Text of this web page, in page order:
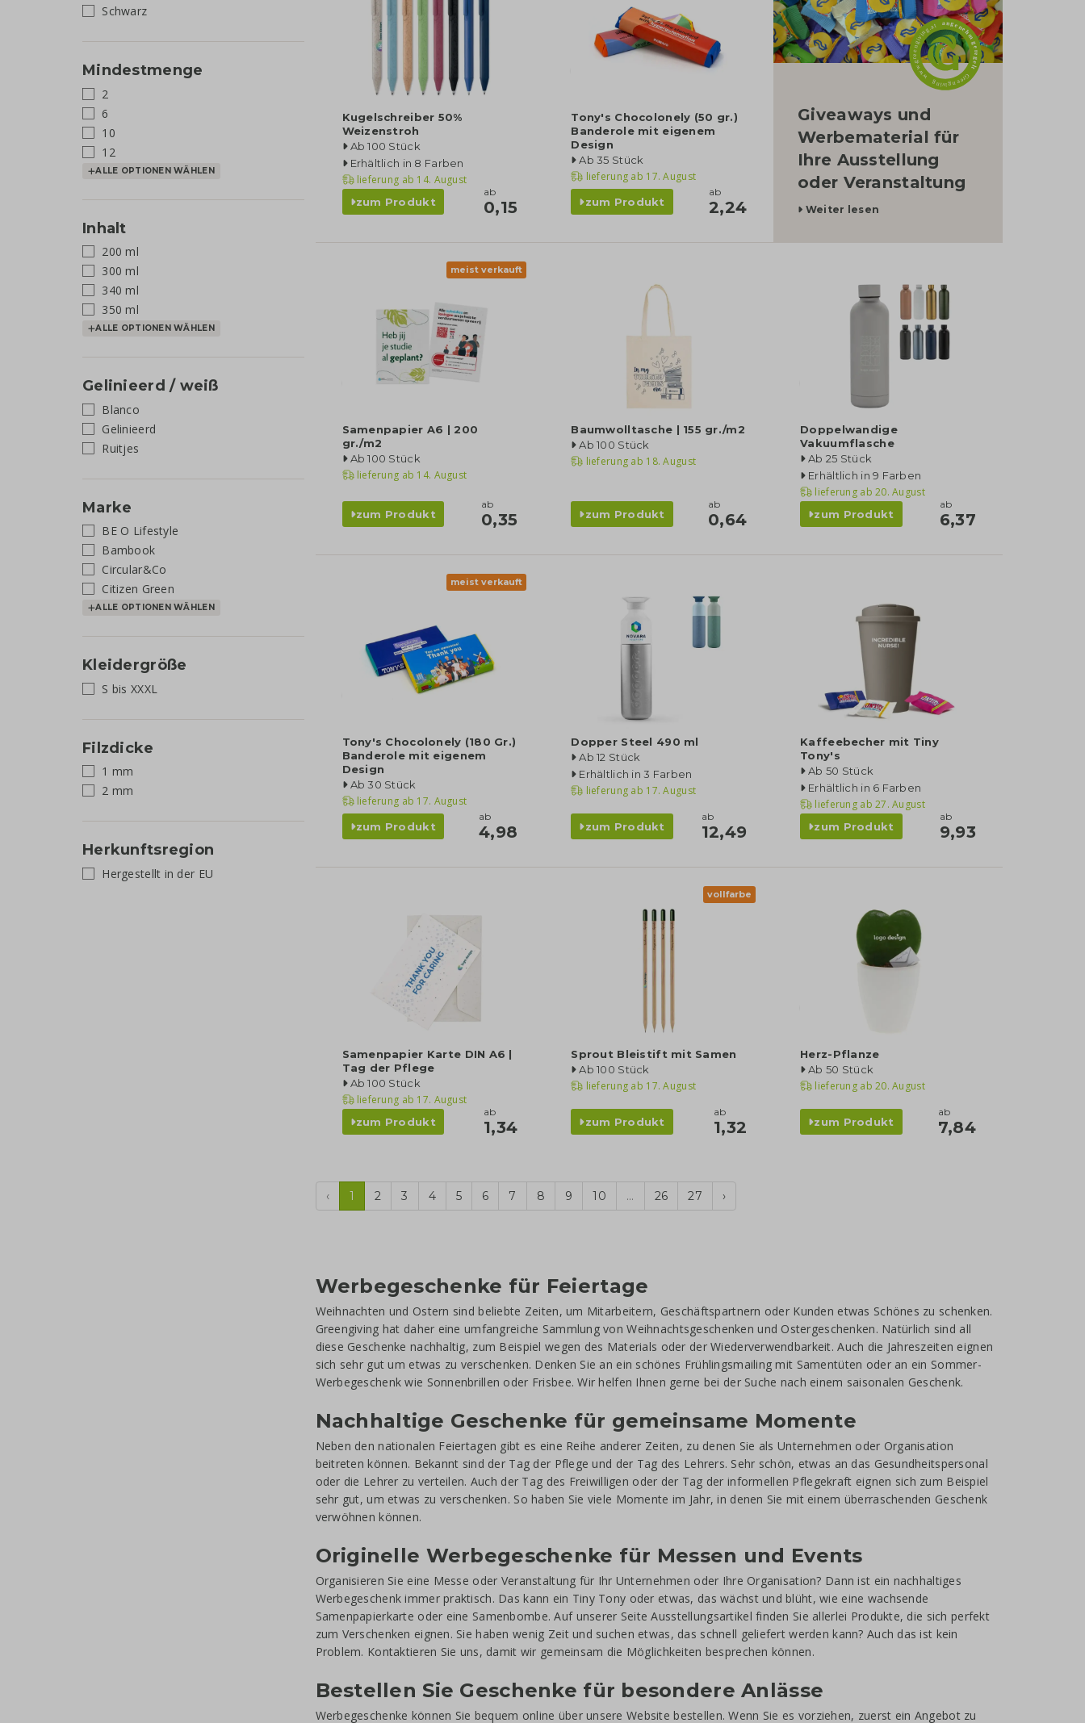
Schwarz
Mindestmenge
2
6
10
12
ALLE OPTIONEN WÄHLEN
Inhalt
200 ml
300 ml
340 ml
350 ml
ALLE OPTIONEN WÄHLEN
Gelinieerd / weiß
Blanco
Gelinieerd
Ruitjes
Marke
BE O Lifestyle
Bambook
Circular&Co
Citizen Green
ALLE OPTIONEN WÄHLEN
Kleidergröße
S bis XXXL
Filzdicke
1 mm
2 mm
Herkunftsregion
Hergestellt in der EU
Kugelschreiber 50%
Weizenstroh
Ab 100 Stück
Erhältlich in 8 Farben
lieferung ab 14. August
zum Produkt
ab
0,15
Tony's Chocolonely (50 gr.)
Banderole mit eigenem
Design
Ab 35 Stück
lieferung ab 17. August
zum Produkt
ab
2,24
Giveaways und
Werbematerial für
Ihre Ausstellung
oder Veranstaltung
Weiter lesen
meist verkauft
Samenpapier A6 | 200
gr./m2
Ab 100 Stück
lieferung ab 14. August
zum Produkt
ab
0,35
Baumwolltasche | 155 gr./m2
Ab 100 Stück
lieferung ab 18. August
zum Produkt
ab
0,64
Doppelwandige
Vakuumflasche
Ab 25 Stück
Erhältlich in 9 Farben
lieferung ab 20. August
zum Produkt
ab
6,37
meist verkauft
Tony's Chocolonely (180 Gr.)
Banderole mit eigenem
Design
Ab 30 Stück
lieferung ab 17. August
zum Produkt
ab
4,98
Dopper Steel 490 ml
Ab 12 Stück
Erhältlich in 3 Farben
lieferung ab 17. August
zum Produkt
ab
12,49
Kaffeebecher mit Tiny
Tony's
Ab 50 Stück
Erhältlich in 6 Farben
lieferung ab 27. August
zum Produkt
ab
9,93
Samenpapier Karte DIN A6 |
Tag der Pflege
Ab 100 Stück
lieferung ab 17. August
zum Produkt
ab
1,34
vollfarbe
Sprout Bleistift mit Samen
Ab 100 Stück
lieferung ab 17. August
zum Produkt
ab
1,32
Herz-Pflanze
Ab 50 Stück
lieferung ab 20. August
zum Produkt
ab
7,84
‹ 1 2 3 4 5 6 7 8 9 10 ... 26 27 ›
Werbegeschenke für Feiertage
Weihnachten und Ostern sind beliebte Zeiten, um Mitarbeitern, Geschäftspartnern oder Kunden etwas Schönes zu schenken.
Greengiving hat daher eine umfangreiche Sammlung von Weihnachtsgeschenken und Ostergeschenken. Natürlich sind all
diese Geschenke nachhaltig, zum Beispiel wegen des Materials oder der Wiederverwendbarkeit. Auch die Jahreszeiten eignen
sich sehr gut um etwas zu verschenken. Denken Sie an ein schönes Frühlingsmailing mit Samentüten oder an ein Sommer-
Werbegeschenk wie Sonnenbrillen oder Frisbee. Wir helfen Ihnen gerne bei der Suche nach einem saisonalen Geschenk.
Nachhaltige Geschenke für gemeinsame Momente
Neben den nationalen Feiertagen gibt es eine Reihe anderer Zeiten, zu denen Sie als Unternehmen oder Organisation
beitreten können. Bekannt sind der Tag der Pflege und der Tag des Lehrers. Sehr schön, etwas an das Gesundheitspersonal
oder die Lehrer zu verteilen. Auch der Tag des Freiwilligen oder der Tag der informellen Pflegekraft eignen sich zum Beispiel
sehr gut, um etwas zu verschenken. So haben Sie viele Momente im Jahr, in denen Sie mit einem überraschenden Geschenk
verwöhnen können.
Originelle Werbegeschenke für Messen und Events
Organisieren Sie eine Messe oder Veranstaltung für Ihr Unternehmen oder Ihre Organisation? Dann ist ein nachhaltiges
Werbegeschenk immer praktisch. Das kann ein Tiny Tony oder etwas, das wächst und blüht, wie eine wachsende
Samenpapierkarte oder eine Samenbombe. Auf unserer Seite Ausstellungsartikel finden Sie allerlei Produkte, die sich perfekt
zum Verschenken eignen. Sie haben wenig Zeit und suchen etwas, das schnell geliefert werden kann? Auch das ist kein
Problem. Kontaktieren Sie uns, damit wir gemeinsam die Möglichkeiten besprechen können.
Bestellen Sie Geschenke für besondere Anlässe
Werbegeschenke können Sie bequem online über unsere Website bestellen. Wenn Sie es vorziehen, zuerst ein Angebot zu